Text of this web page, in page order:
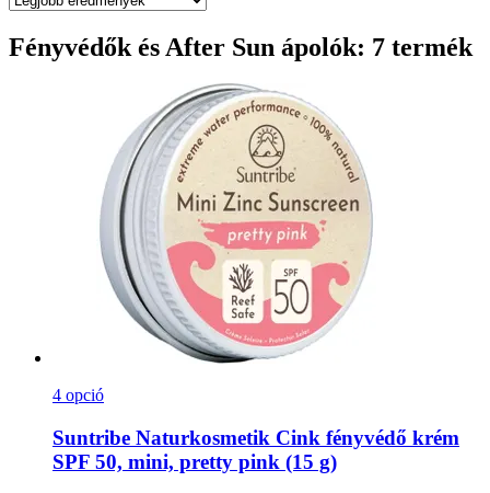
Fényvédők és After Sun ápolók: 7 termék
4 opció
Suntribe Naturkosmetik Cink fényvédő krém
SPF 50, mini, pretty pink (15 g)